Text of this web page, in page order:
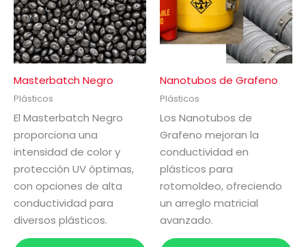
Masterbatch Negro
Plásticos
El Masterbatch Negro
proporciona una
intensidad de color y
protección UV óptimas,
con opciones de alta
conductividad para
diversos plásticos.
Nanotubos de Grafeno
Plásticos
Los Nanotubos de
Grafeno mejoran la
conductividad en
plásticos para
rotomoldeo, ofreciendo
un arreglo matricial
avanzado.